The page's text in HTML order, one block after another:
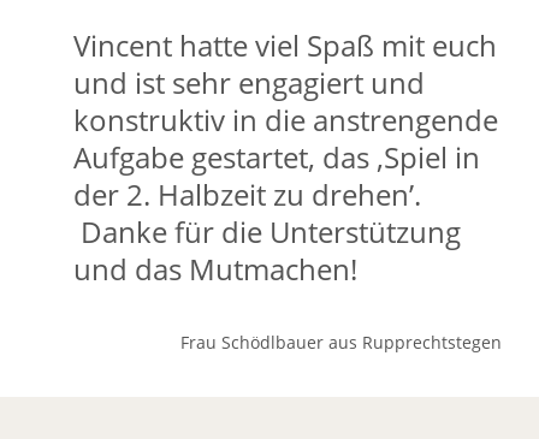
Vincent hatte viel Spaß mit euch
und ist sehr engagiert und
konstruktiv in die anstrengende
Aufgabe gestartet, das ,Spiel in
der 2. Halbzeit zu drehen’.
Danke für die Unterstützung
und das Mutmachen!
Frau Schödlbauer aus Rupprechtstegen